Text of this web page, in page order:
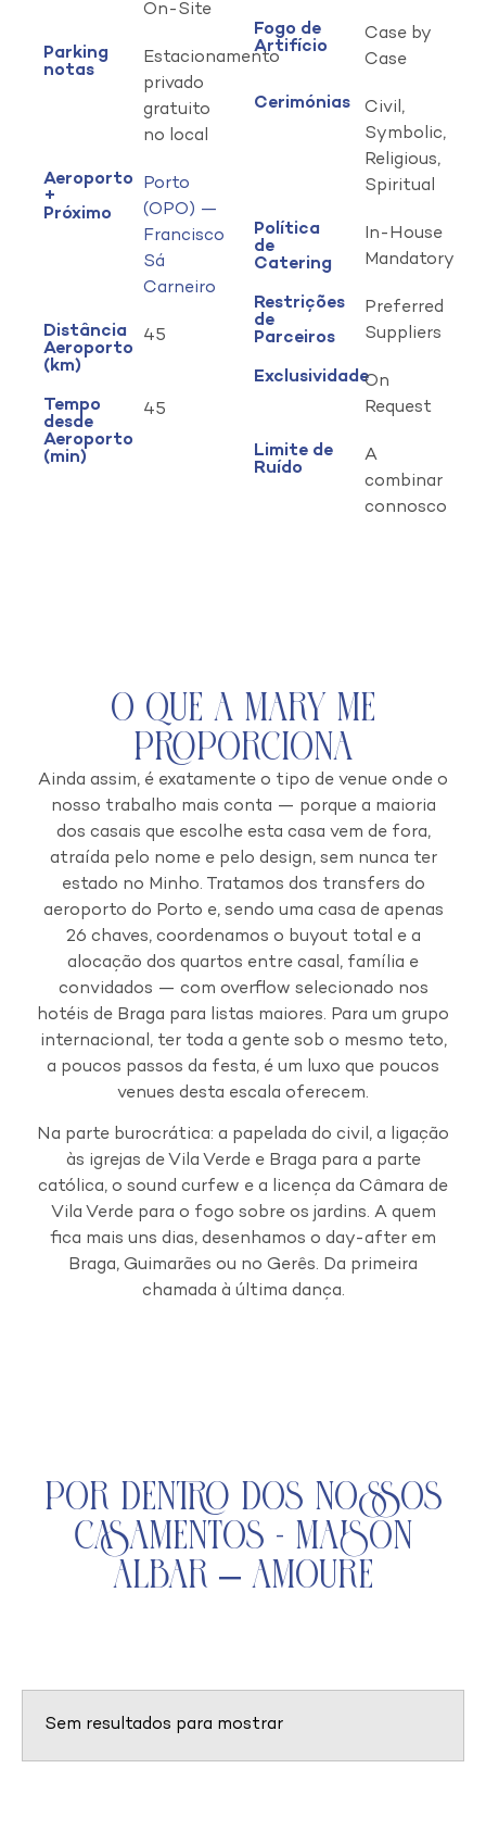
On-Site
Parking
notas
Estacionamento
privado
gratuito
no local
Aeroporto
+
Próximo
Porto
(OPO) —
Francisco
Sá
Carneiro
Distância
Aeroporto
(km)
45
Tempo
desde
Aeroporto
(min)
45
Fogo de
Artifício
Case by
Case
Cerimónias
Civil,
Symbolic,
Religious,
Spiritual
Política
de
Catering
In-House
Mandatory
Restrições
de
Parceiros
Preferred
Suppliers
ExclusividadeOn
Request
Limite de
Ruído
A
combinar
connosco
O que a Mary Me
Proporciona
Ainda assim, é exatamente o tipo de venue onde o
nosso trabalho mais conta — porque a maioria
dos casais que escolhe esta casa vem de fora,
atraída pelo nome e pelo design, sem nunca ter
estado no Minho. Tratamos dos transfers do
aeroporto do Porto e, sendo uma casa de apenas
26 chaves, coordenamos o buyout total e a
alocação dos quartos entre casal, família e
convidados — com overflow selecionado nos
hotéis de Braga para listas maiores. Para um grupo
internacional, ter toda a gente sob o mesmo teto,
a poucos passos da festa, é um luxo que poucos
venues desta escala oferecem.
Na parte burocrática: a papelada do civil, a ligação
às igrejas de Vila Verde e Braga para a parte
católica, o sound curfew e a licença da Câmara de
Vila Verde para o fogo sobre os jardins. A quem
fica mais uns dias, desenhamos o day-after em
Braga, Guimarães ou no Gerês. Da primeira
chamada à última dança.
Por Dentro dos Nossos
Casamentos - Maison
Albar – Amoure
Sem resultados para mostrar